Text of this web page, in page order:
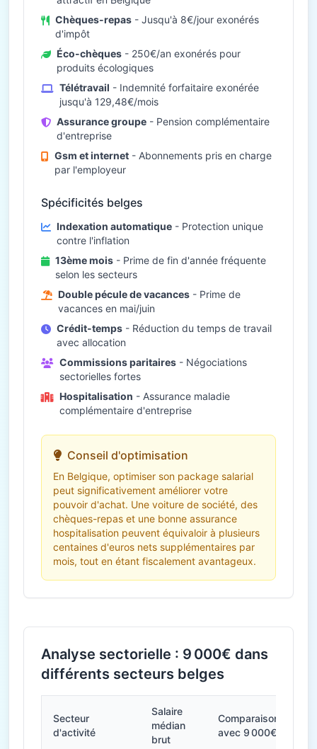
Chèques-repas - Jusqu'à 8€/jour exonérés
d'impôt
Éco-chèques - 250€/an exonérés pour
produits écologiques
Télétravail - Indemnité forfaitaire exonérée
jusqu'à 129,48€/mois
Assurance groupe - Pension complémentaire
d'entreprise
Gsm et internet - Abonnements pris en charge
par l'employeur
Spécificités belges
Indexation automatique - Protection unique
contre l'inflation
13ème mois - Prime de fin d'année fréquente
selon les secteurs
Double pécule de vacances - Prime de
vacances en mai/juin
Crédit-temps - Réduction du temps de travail
avec allocation
Commissions paritaires - Négociations
sectorielles fortes
Hospitalisation - Assurance maladie
complémentaire d'entreprise
Conseil d'optimisation
En Belgique, optimiser son package salarial
peut significativement améliorer votre
pouvoir d'achat. Une voiture de société, des
chèques-repas et une bonne assurance
hospitalisation peuvent équivaloir à plusieurs
centaines d'euros nets supplémentaires par
mois, tout en étant fiscalement avantageux.
Analyse sectorielle : 9 000€ dans
différents secteurs belges
Secteur
d'activité
Salaire
médian
brut
Comparaison
avec 9 000€